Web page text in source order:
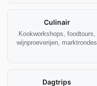
Culinair
Kookworkshops, foodtours,
wijnproeverijen, marktrondes
Dagtrips